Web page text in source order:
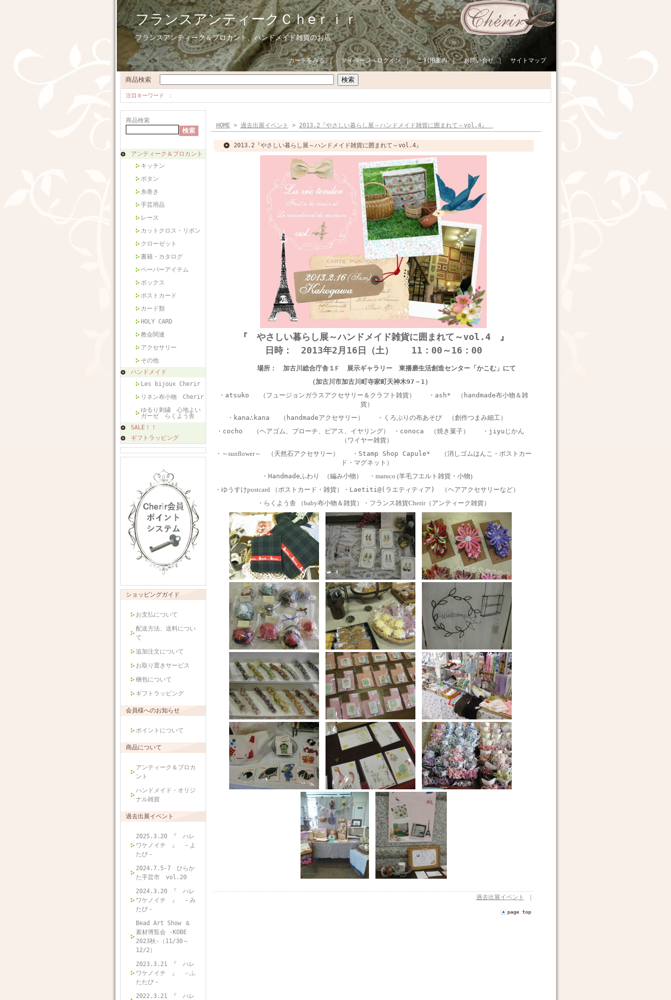
フランスアンティークＣｈeｒｉｒ
フランスアンティーク＆ブロカント、ハンドメイド雑貨のお店
カートをみる｜ マイページへログイン｜ ご利用案内｜ お問い合せ｜ サイトマップ
商品検索
注目キーワード
商品検索
アンティーク＆ブロカント
キッチン
ボタン
糸巻き
手芸用品
レース
カットクロス・リボン
クローゼット
書籍・カタログ
ペーパーアイテム
ボックス
ポストカード
カード類
HOLY CARD
教会関連
アクセサリー
その他
ハンドメイド
Les bijoux Cherir
リネン布小物 Cherir
ゆるり刺繍 心地よい
ガーゼ らくよう舎
SALE！！
ギフトラッピング
ショッピングガイド
お支払について
配送方法、送料につい
て
追加注文について
お取り置きサービス
梱包について
ギフトラッピング
会員様へのお知らせ
ポイントについて
商品について
アンティーク＆ブロカ
ント
ハンドメイド・オリジ
ナル雑貨
過去出展イベント
2025.3.20 『 ハレ
ワケノイチ 』 －よ
たび－
2024.7.5-7 ひらか
た手芸市 vol.20
2024.3.20 『 ハレ
ワケノイチ 』 －み
たび－
Bead Art Show ＆
素材博覧会 -KOBE
2023秋-（11/30～
12/2）
2023.3.21 『 ハレ
ワケノイチ 』 －ふ
たたび－
2022.3.21 『 ハレ
HOME> 過去出展イベント > 2013.2『やさしい暮らし展～ハンドメイド雑貨に囲まれて～vol.4』
2013.2『やさしい暮らし展～ハンドメイド雑貨に囲まれて～vol.4』
『 やさしい暮らし展～ハンドメイド雑貨に囲まれて～vol.4 』
日時： 2013年2月16日（土） 11：00～16：00
場所： 加古川総合庁舎１F 展示ギャラリー 東播磨生活創造センター「かこむ」にて
（加古川市加古川町寺家町天神木97－1）
・atsuko （フュージョンガラスアクセサリー＆クラフト雑貨）
・ash* （handmade布小物＆雑
貨）
・kana∴kana （handmadeアクセサリー）
・くろぷりの布あそび （創作つまみ細工）
・cocho （ヘアゴム、ブローチ、ピアス、イヤリング）
・conoca （焼き菓子）
・jiyuじかん
（ワイヤー雑貨）
・ ～sunflower～ （天然石アクセサリー） ・Stamp Shop Capule* （消しゴムはんこ・ポストカー
ド・マグネット）
・Handmadeふわり （編み小物）
・maruco (羊毛フエルト雑貨・小物)
・ゆうすけpostcard （ポストカード・雑貨）
・ Laetiti@( ラエティティア ) （ヘアアクセサリーなど）
・らくよう舎 （baby布小物＆雑貨）
・フランス雑貨Cherir（アンティーク雑貨）
過去出展イベント
page top